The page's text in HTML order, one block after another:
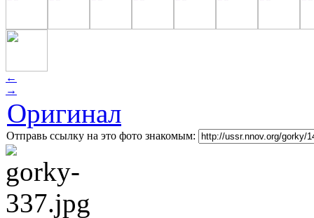
←
→
Оригинал
Отправь ссылку на это фото знакомым: